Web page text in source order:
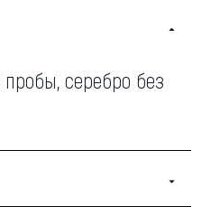
серебро без